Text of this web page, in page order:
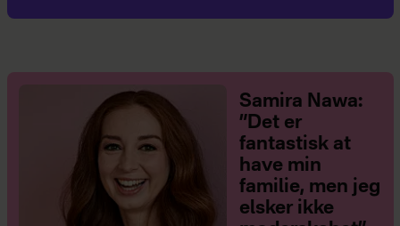
Samira Nawa:
”Det er
fantastisk at
have min
familie, men jeg
elsker ikke